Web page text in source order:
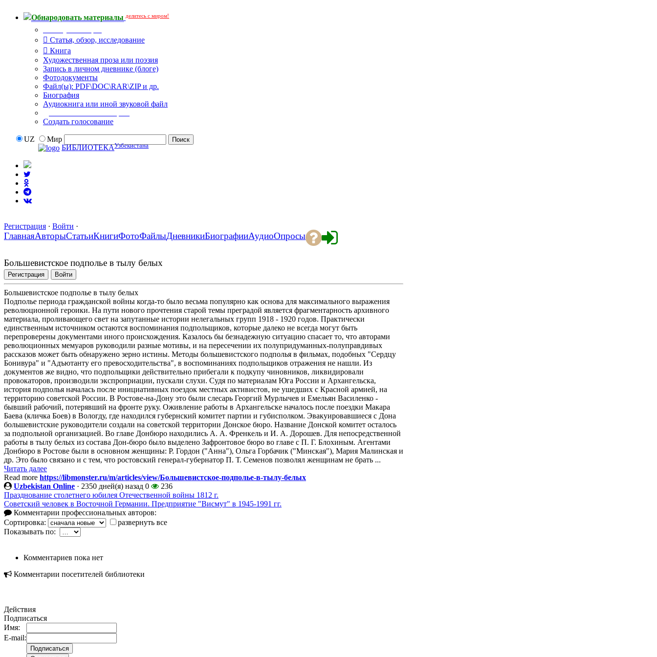
Обнародовать материалы делитесь с миром!
Статья, обзор, исследование
Книга
Художественная проза или поэзия
Запись в личном дневнике (блоге)
Фотодокументы
Файл(ы): PDF\DOC\RAR\ZIP и др.
Биография
Аудиокнига или иной звуковой файл
Создать голосование
UZ
Мир
БИБЛИОТЕКАУзбекистана
Регистрация · Войти ·
ГлавнаяАвторыСтатьиКнигиФотоФайлыДневникиБиографииАудиоОпросы
Большевистское подполье в тылу белых
Регистрация Войти
Большевистское подполье в тылу белых
Подполье периода гражданской войны когда-то было весьма популярно как основа для максимального выражения
революционной героики. На пути нового прочтения старой темы преградой является фрагментарность архивного
материала, проливающего свет на запутанные истории нелегальных групп 1918 - 1920 годов. Практически
единственным источником остаются воспоминания подпольщиков, которые далеко не всегда могут быть
перепроверены документами иного происхождения. Казалось бы безнадежную ситуацию спасает то, что авторами
революционных мемуаров руководили разные мотивы, и на пересечении их полупридуманных-полуправдивых
рассказов может быть обнаружено зерно истины. Методы большевистского подполья в фильмах, подобных "Сердцу
Бонивура" и "Адъютанту его превосходительства", в воспоминаниях подпольщиков отражения не нашли. Из
документов же видно, что подпольщики действительно прибегали к подкупу чиновников, ликвидировали
провокаторов, производили экспроприации, пускали слухи. Судя по материалам Юга России и Архангельска,
история подполья началась после инициативных поездок местных активистов, не ушедших с Красной армией, на
территорию советской России. В Ростове-на-Дону это были слесарь Георгий Мурлычев и Емельян Василенко -
бывший рабочий, потерявший на фронте руку. Оживление работы в Архангельске началось после поездки Макара
Баева (кличка Боев) в Вологду, где находился губернский комитет партии и губисполком. Эвакуировавшиеся с Дона
большевистские руководители создали на советской территории Донское бюро. Название Донской комитет осталось
за подпольной организацией. Во главе Донбюро находились А. А. Френкель и И. А. Дорошев. Для непосредственной
работы в тылу белых из состава Дон-бюро было выделено Зафронтовое бюро во главе с П. Г. Блохиным. Агентами
Донбюро в Ростове были в основном женщины: Р. Гордон ("Анна"), Ольга Горбачик ("Минская"), Мария Малинская и
др. Это было связано и с тем, что ростовский генерал-губернатор П. Т. Семенов позволял женщинам не брать ...
Читать далее
Read more https://libmonster.ru/m/articles/view/Большевистское-подполье-в-тылу-белых
Uzbekistan Online · 2350 дней(я) назад 0
236
Празднование столетнего юбилея Отечественной войны 1812 г.
Советский человек в Восточной Германии. Предприятие "Висмут" в 1945-1991 гг.
Комментарии профессиональных авторов:
Сортировка:
развернуть все
Показывать по:
Комментариев пока нет
Комментарии посетителей библиотеки
Действия
Подписаться
Имя:
E-mail: